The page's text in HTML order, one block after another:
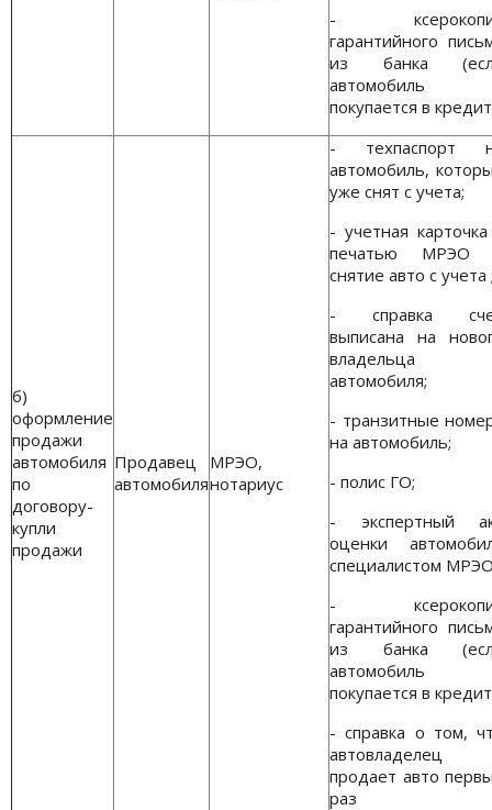
-
гарантийного
из банка
автомобиль
покупается в
б)
оформление
продажи
автомобиля
по
договору-
купли
продажи
Продавец
автомобиля
МРЭО,
нотариус
- техпаспорт
автомобиль,
уже снят с учета;
- учетная
печатью МРЭО
снятие авто с учета
- справка
выписана на
владельца
автомобиля;
- транзитные
на автомобиль;
- полис ГО;
- экспертный
оценки
специалистом
-
гарантийного
из банка
автомобиль
покупается в
- справка о том,
автовладелец
продает авто
раз